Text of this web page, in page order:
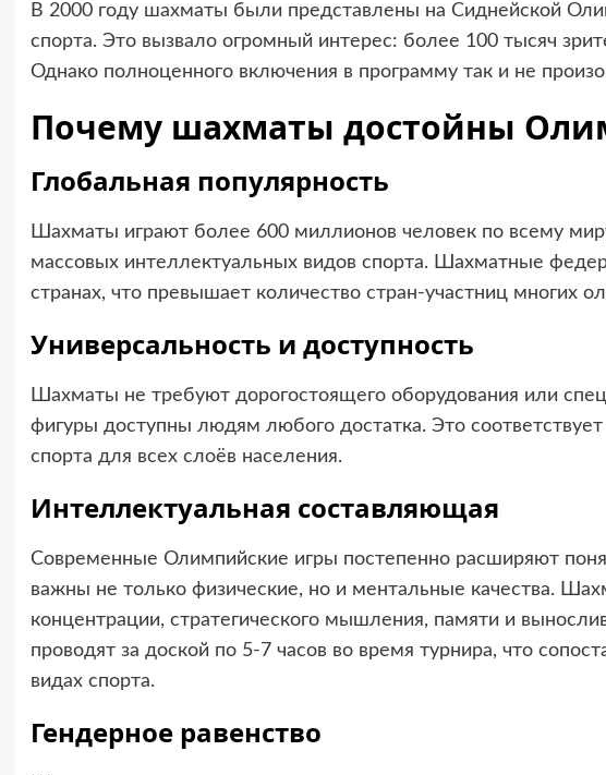
В 2000 году шахматы были представлены на Сиднейской
спорта. Это вызвало огромный интерес: более 100 тысяч
Однако полноценного включения в программу так и не
Почему шахматы достойны
Глобальная популярность
Шахматы играют более 600 миллионов человек по всему
массовых интеллектуальных видов спорта. Шахматные
странах, что превышает количество стран-участниц многих
Универсальность и доступность
Шахматы не требуют дорогостоящего оборудования или
фигуры доступны людям любого достатка. Это
спорта для всех слоёв населения.
Интеллектуальная составляющая
Современные Олимпийские игры постепенно расширяют
важны не только физические, но и ментальные качества.
концентрации, стратегического мышления, памяти и
проводят за доской по 5-7 часов во время турнира, что
видах спорта.
Гендерное равенство